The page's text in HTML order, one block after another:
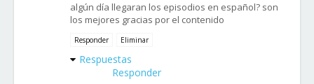
algún día llegaran los episodios en español? son
los mejores gracias por el contenido
Responder Eliminar
Respuestas
Responder